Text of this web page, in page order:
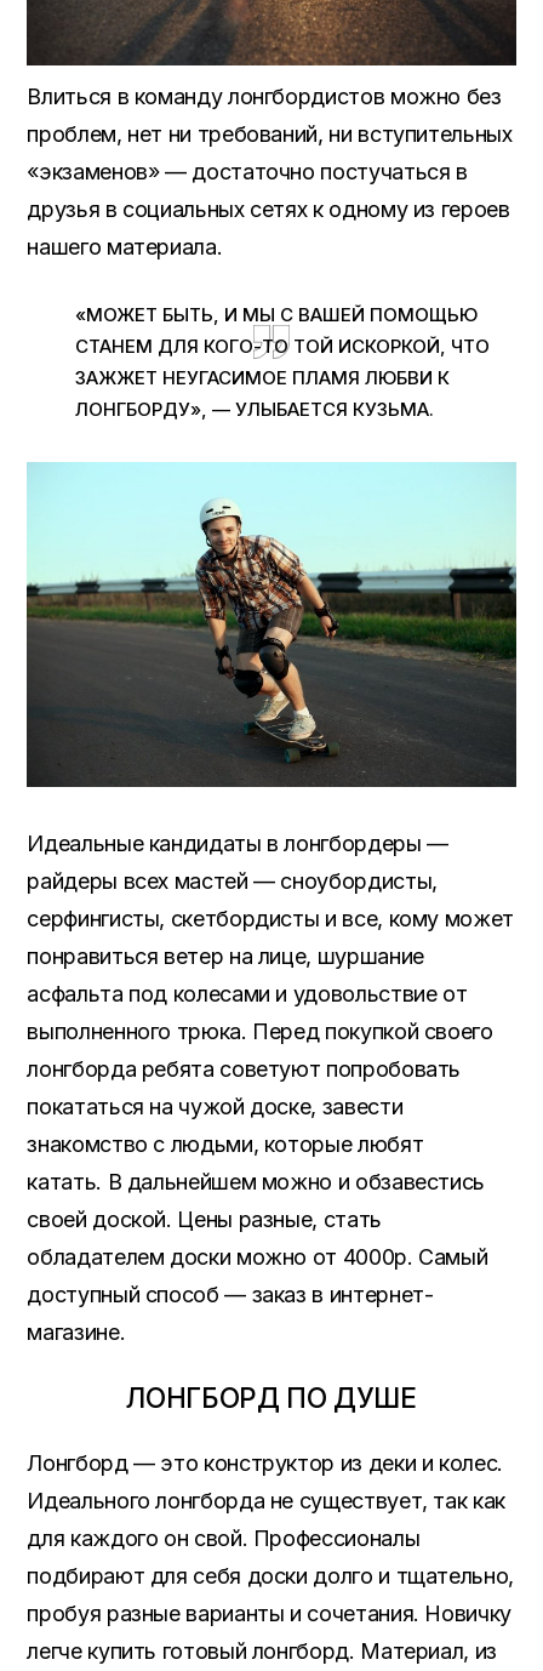
Влиться в команду лонгбордистов можно без
проблем, нет ни требований, ни вступительных
«экзаменов» — достаточно постучаться в
друзья в социальных сетях к одному из героев
нашего материала.
«МОЖЕТ БЫТЬ, И МЫ С ВАШЕЙ ПОМОЩЬЮ
СТАНЕМ ДЛЯ КОГО-ТО ТОЙ ИСКОРКОЙ, ЧТО
ЗАЖЖЕТ НЕУГАСИМОЕ ПЛАМЯ ЛЮБВИ К
ЛОНГБОРДУ», — УЛЫБАЕТСЯ КУЗЬМА.
Идеальные кандидаты в лонгбордеры —
райдеры всех мастей — сноубордисты,
серфингисты, скетбордисты и все, кому может
понравиться ветер на лице, шуршание
асфальта под колесами и удовольствие от
выполненного трюка. Перед покупкой своего
лонгборда ребята советуют попробовать
покататься на чужой доске, завести
знакомство с людьми, которые любят
катать. В дальнейшем можно и обзавестись
своей доской. Цены разные, стать
обладателем доски можно от 4000р. Самый
доступный способ — заказ в интернет-
магазине.
ЛОНГБОРД ПО ДУШЕ
Лонгборд — это конструктор из деки и колес.
Идеального лонгборда не существует, так как
для каждого он свой. Профессионалы
подбирают для себя доски долго и тщательно,
пробуя разные варианты и сочетания. Новичку
легче купить готовый лонгборд. Материал, из